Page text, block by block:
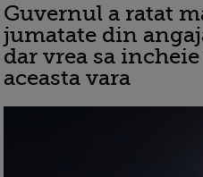
Guvernul a ratat
jumatate din
dar vrea sa
aceasta vara